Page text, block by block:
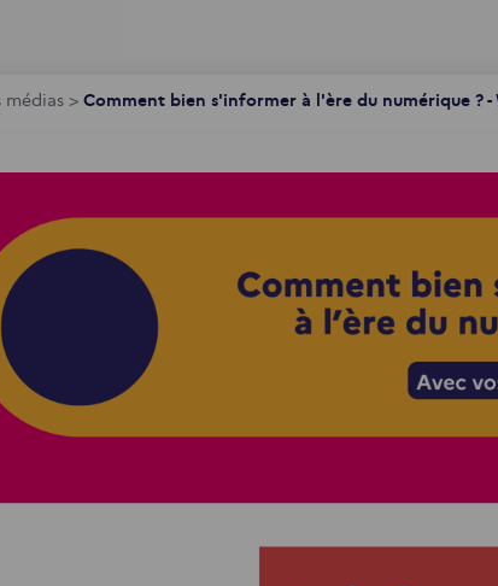
médias > Comment bien s'informer à l'ère du numérique ?